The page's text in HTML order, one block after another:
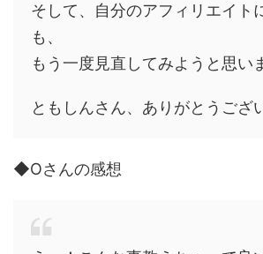
そして、自分のアフィリエイト
も、
もう一度見直してみようと思い
ともしんさん、ありがとうござ
◆Oさんの感想